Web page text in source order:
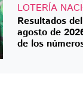
LOTERÍA
Resultados
agosto de
de los